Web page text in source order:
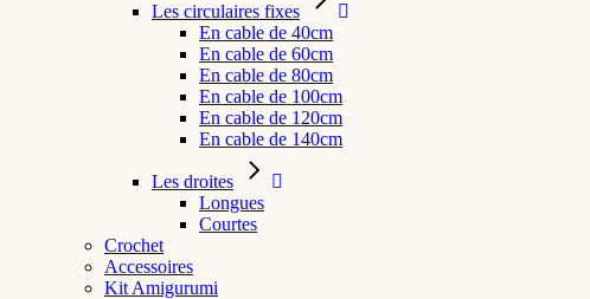
Les circulaires fixes
En cable de 40cm
En cable de 60cm
En cable de 80cm
En cable de 100cm
En cable de 120cm
En cable de 140cm
Les droites
Longues
Courtes
Crochet
Accessoires
Kit Amigurumi